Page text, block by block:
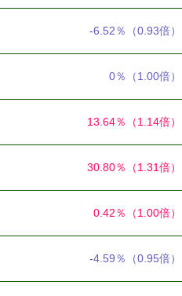
-6.52％ （0.93倍）
0％ （1.00倍）
13.64％ （1.14倍）
30.80％ （1.31倍）
0.42％ （1.00倍）
-4.59％ （0.95倍）